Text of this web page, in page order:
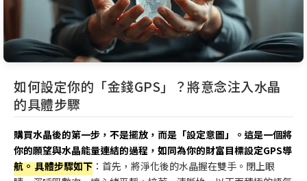
如何設定你的「金錢GPS」？將意念注入水晶
的具體步驟
購買水晶後的第一步，不是擺放，而是「設定意圖」。這是一個將
你的願望與水晶能量連結的過程，如同為你的財富目標設定GPS導
航。 具體步驟如下 ：首先，將淨化後的水晶握在雙手。閉上眼